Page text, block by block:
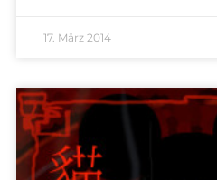
17. März 2014